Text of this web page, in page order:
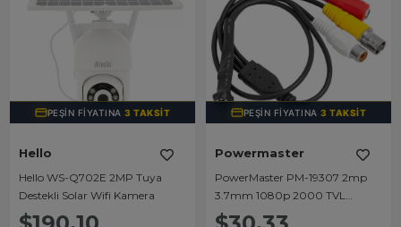
PEŞIN FIYATINA3 TAKSIT
Hello
Hello WS-Q702E 2MP Tuya
Destekli Solar Wifi Kamera
PEŞIN FIYATINA3 TAKSIT
Powermaster
PowerMaster PM-19307 2mp
3.7mm 1080p 2000 TVL
Analog CVBS Yuvarlak Mini Tip